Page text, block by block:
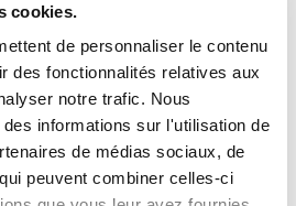
cookies.
de personnaliser le contenu
des fonctionnalités relatives aux
notre trafic. Nous
informations sur l'utilisation de
de médias sociaux, de
peuvent combiner celles-ci